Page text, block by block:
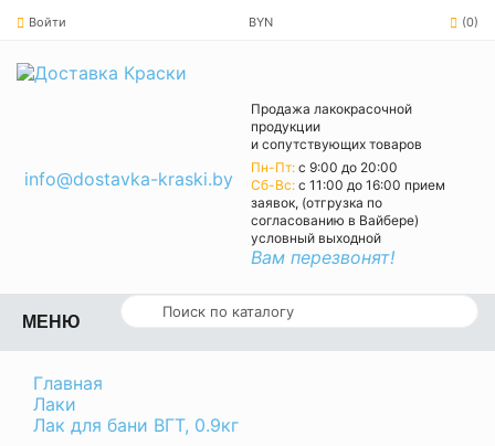
Войти BYN (0)
info@dostavka-kraski.by
Продажа лакокрасочной
продукции
и сопутствующих товаров
Пн-Пт:с 9:00 до 20:00
Cб-Вс:с 11:00 до 16:00 прием
заявок, (отгрузка по
согласованию в Вайбере)
условный выходной
Вам перезвонят!
МЕНЮ
Главная
Лаки
Лак для бани ВГТ, 0.9кг